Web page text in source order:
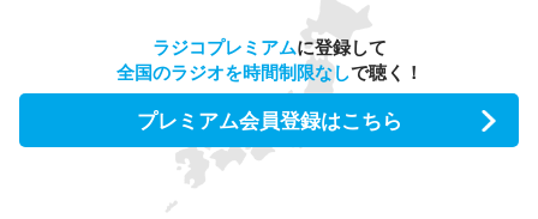
ラジコプレミアムに登録して
全国のラジオを時間制限なしで聴く！
プレミアム会員登録はこちら